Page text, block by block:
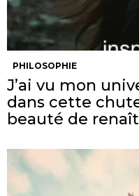
PHILOSOPHIE
J’ai vu mon
dans cette
beauté de